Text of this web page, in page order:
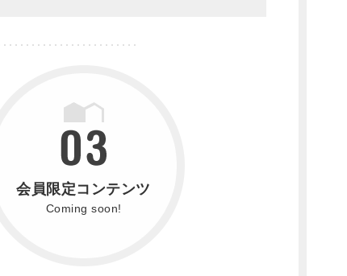
会員限定コンテンツ
Coming soon!